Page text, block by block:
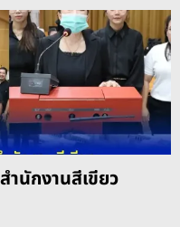
นักงานสีเขียว